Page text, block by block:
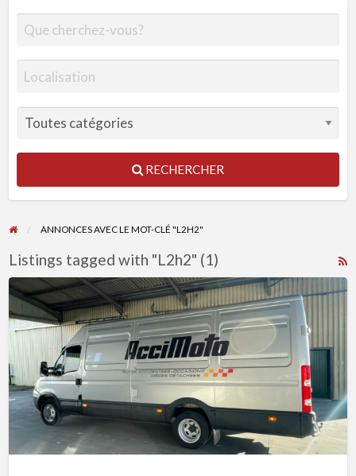
RECHERCHER
ANNONCES AVEC LE MOT-CLÉ "L2H2"
Listings tagged with "L2h2" (1)
Daily4
35C18
H2L4
)
équipé
pour
atelier
mécanique